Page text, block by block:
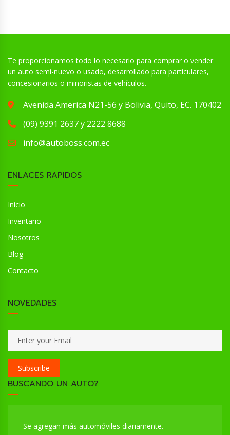
Te proporcionamos todo lo necesario para comprar o vender
un auto semi-nuevo o usado, desarrollado para particulares,
concesionarios o minoristas de vehículos.
Avenida America N21-56 y Bolivia, Quito, EC. 170402
(09) 9391 2637 y 2222 8688
info@autoboss.com.ec
ENLACES RAPIDOS
Inicio
Inventario
Nosotros
Blog
Contacto
NOVEDADES
Subscribe
BUSCANDO UN AUTO?
Se agregan más automóviles diariamente.